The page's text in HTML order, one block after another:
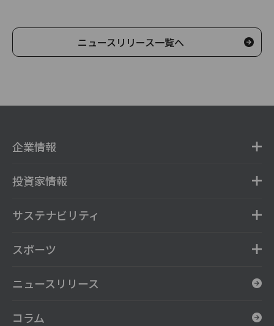
ニュースリリース一覧へ
企業情報
投資家情報
サステナビリティ
スポーツ
ニュースリリース
コラム